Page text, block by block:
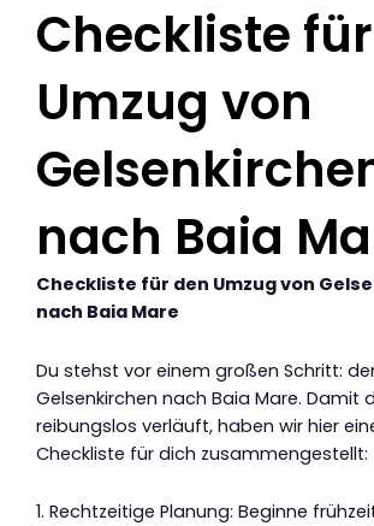
Checkliste
Umzug von
nach Baia
Checkliste für den Umzug von
nach Baia Mare
Du stehst vor einem großen Schritt:
Gelsenkirchen nach Baia Mare. Damit
reibungslos verläuft, haben wir hier
Checkliste für dich zusammengestellt:
1. Rechtzeitige Planung: Beginne